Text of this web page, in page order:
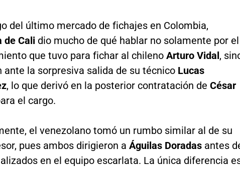
del último mercado de fichajes en Colombia,
de Cali dio mucho de qué hablar no solamente por el
que tuvo para fichar al chileno Arturo Vidal ,
ante la sorpresiva salida de su técnico Lucas
, lo que derivó en la posterior contratación de César
el cargo.
el venezolano tomó un rumbo similar al de su
pues ambos dirigieron a Águilas Doradas antes
en el equipo escarlata. La única diferencia